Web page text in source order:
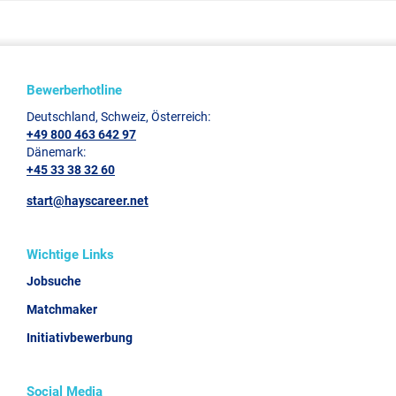
Bewerberhotline
Deutschland, Schweiz, Österreich:
+49 800 463 642 97
Dänemark:
+45 33 38 32 60
start@hayscareer.net
Wichtige Links
Jobsuche
Matchmaker
Initiativbewerbung
Social Media